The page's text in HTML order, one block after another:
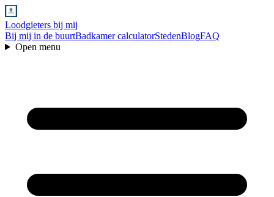
Loodgieters bij mij
Bij mij in de buurtBadkamer calculatorStedenBlogFAQ
Open menu